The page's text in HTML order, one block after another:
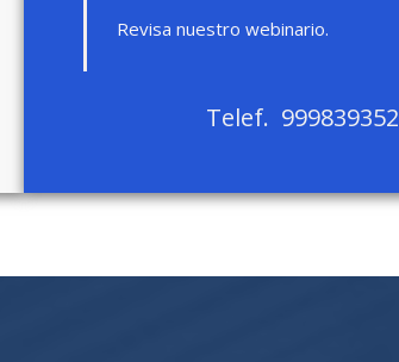
Revisa nuestro webinario.
Telef. 999839352